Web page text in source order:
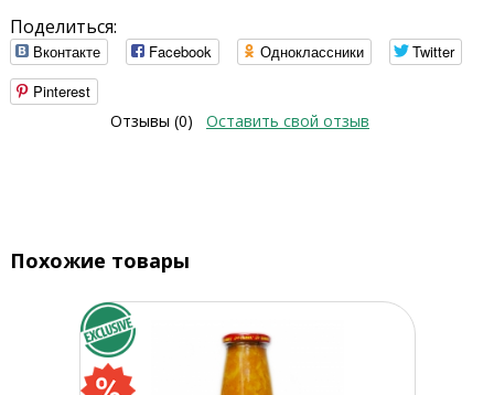
Поделиться:
Вконтакте Facebook Одноклассники
Twitter
Pinterest
Отзывы (0)
Оставить свой отзыв
Похожие товары